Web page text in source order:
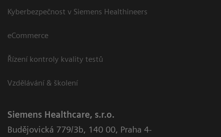
Kyberbezpečnost v Siemens Healthineers
eCommerce
Řízení kontroly kvality testů
Vzdělávání & školení
Siemens Healthcare, s.r.o.
Budějovická 779/3b, 140 00, Praha 4-